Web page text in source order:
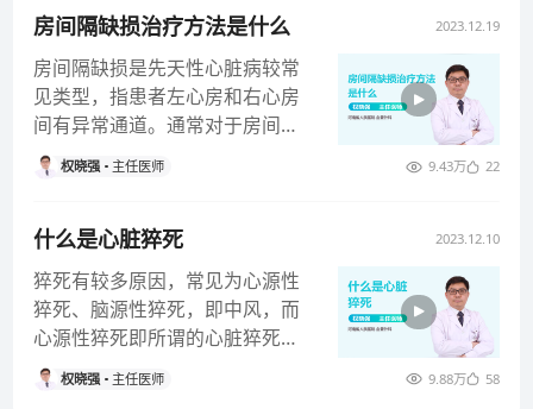
房间隔缺损治疗方法是什么 2023.12.19
房间隔缺损是先天性心脏病较常
见类型，指患者左心房和右心房
间有异常通道。通常对于房间隔
缺损患者，需要根据缺损大小和
位置决定
权晓强 主任医师 9.43万 22
什么是心脏猝死 2023.12.10
猝死有较多原因，常见为心源性
猝死、脑源性猝死，即中风，而
心源性猝死即所谓的心脏猝死，
常见的是心脏停跳，主要包括以
下几种情
权晓强 主任医师 9.88万 58